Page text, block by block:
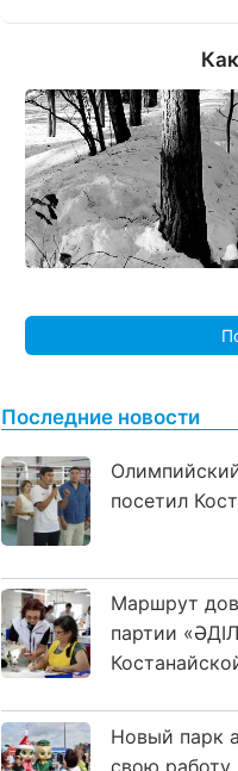
Последние новости
посетил
Маршрут
партии
Новый парк
свою работу